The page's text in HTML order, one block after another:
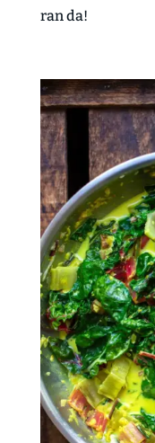
ran da!